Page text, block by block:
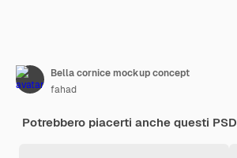
Bella cornice mockup concept
fahad
Potrebbero piacerti anche questi PSD